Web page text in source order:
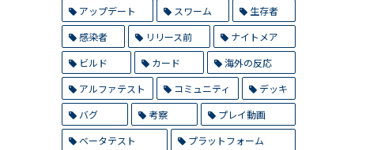
アップデート
スワーム
生存者
感染者
リリース前
ナイトメア
ビルド
カード
海外の反応
アルファテスト
コミュニティ
デッキ
バグ
考察
プレイ動画
ベータテスト
プラットフォーム